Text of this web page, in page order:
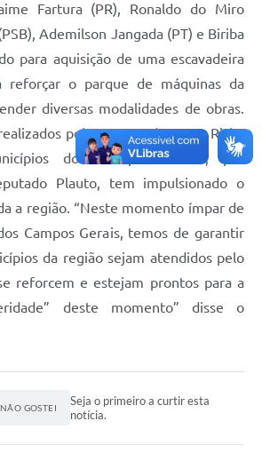
Fartura (PR), Ronaldo do Miro
Ademilson Jangada (PT) e Biriba
para aquisição de uma escavadeira
reforçar o parque de máquinas da
diversas modalidades de obras.
pelo Governador Beto Richa
dos Campos Gerais, por
Plauto, tem impulsionado o
a região. “Neste momento ímpar de
Campos Gerais, temos de garantir
da região sejam atendidos pelo
reforcem e estejam prontos para a
deste momento” disse o
NÃO GOSTEI
Seja o primeiro a curtir esta
notícia.